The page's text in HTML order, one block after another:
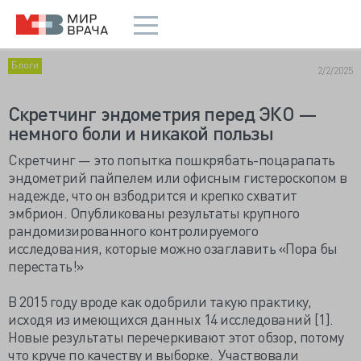
Блоги 2/2/2025
Скретчинг эндометрия перед ЭКО —
немного боли и никакой пользы
Скретчинг — это попытка пошкрябать-поцарапать
эндометрий пайпелем или офисным гистероскопом в
надежде, что он взбодрится и крепко схватит
эмбрион. Опубликованы результаты крупного
рандомизированного контролируемого
исследования, которые можно озаглавить «Пора бы
перестать!»
В 2015 году вроде как одобрили такую практику,
исходя из имеющихся данных 14 исследований [1].
Новые результаты перечеркивают этот обзор, потому
что круче по качеству и выборке. Участвовали